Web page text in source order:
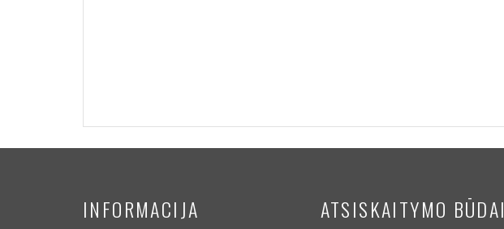
INFORMACIJA ATSISKAITYMO BŪDAI